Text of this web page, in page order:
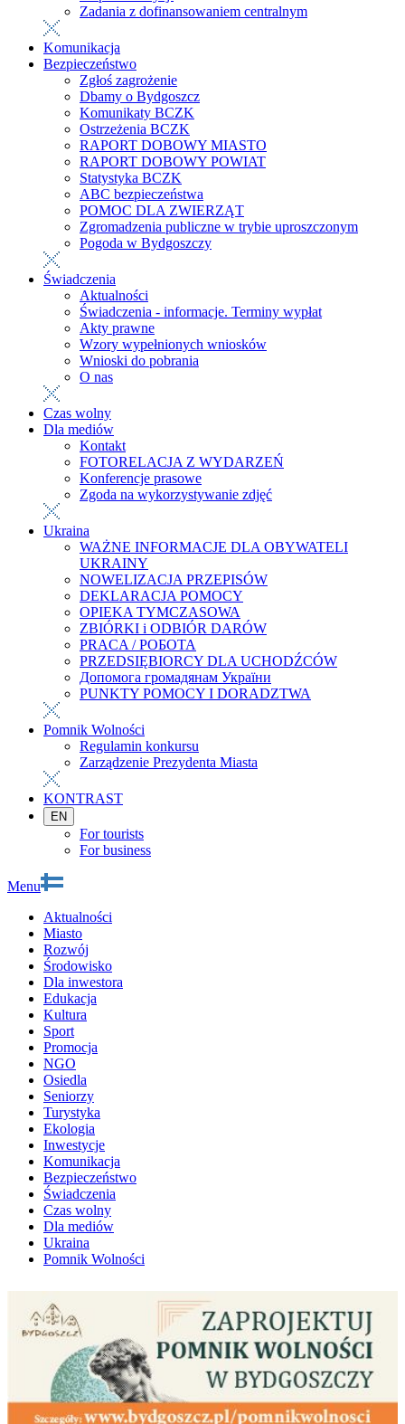
Zadania z dofinansowaniem centralnym
Komunikacja
Bezpieczeństwo
Zgłoś zagrożenie
Dbamy o Bydgoszcz
Komunikaty BCZK
Ostrzeżenia BCZK
RAPORT DOBOWY MIASTO
RAPORT DOBOWY POWIAT
Statystyka BCZK
ABC bezpieczeństwa
POMOC DLA ZWIERZĄT
Zgromadzenia publiczne w trybie uproszczonym
Pogoda w Bydgoszczy
Świadczenia
Aktualności
Świadczenia - informacje. Terminy wypłat
Akty prawne
Wzory wypełnionych wniosków
Wnioski do pobrania
O nas
Czas wolny
Dla mediów
Kontakt
FOTORELACJA Z WYDARZEŃ
Konferencje prasowe
Zgoda na wykorzystywanie zdjęć
Ukraina
WAŻNE INFORMACJE DLA OBYWATELI
UKRAINY
NOWELIZACJA PRZEPISÓW
DEKLARACJA POMOCY
OPIEKA TYMCZASOWA
ZBIÓRKI i ODBIÓR DARÓW
PRACA / РОБОТА
PRZEDSIĘBIORCY DLA UCHODŹCÓW
Допомога громадянам України
PUNKTY POMOCY I DORADZTWA
Pomnik Wolności
Regulamin konkursu
Zarządzenie Prezydenta Miasta
KONTRAST
EN
For tourists
For business
Menu
Aktualności
Miasto
Rozwój
Środowisko
Dla inwestora
Edukacja
Kultura
Sport
Promocja
NGO
Osiedla
Seniorzy
Turystyka
Ekologia
Inwestycje
Komunikacja
Bezpieczeństwo
Świadczenia
Czas wolny
Dla mediów
Ukraina
Pomnik Wolności